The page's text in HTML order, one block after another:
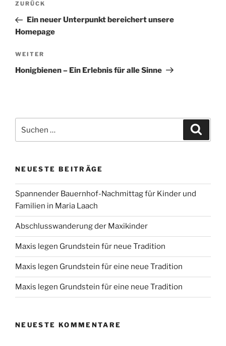
Vorheriger
Beitrag
ZURÜCK
Ein neuer Unterpunkt bereichert unsere
Homepage
Nächster
Beitrag
WEITER
Honigbienen – Ein Erlebnis für alle Sinne
nach:
NEUESTE BEITRÄGE
Spannender Bauernhof-Nachmittag für Kinder und
Familien in Maria Laach
Abschlusswanderung der Maxikinder
Maxis legen Grundstein für neue Tradition
Maxis legen Grundstein für eine neue Tradition
Maxis legen Grundstein für eine neue Tradition
NEUESTE KOMMENTARE